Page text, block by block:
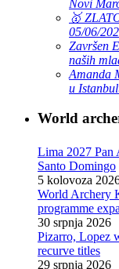
Novi
🥇
05/06/
Završen
naših
Amanda
u
World
Lima 2027 Pan
Santo Domingo
5 kolovoza
World Archery
programme
30 srpnja 2026
Pizarro, Lopez
recurve titles
29 srpnja 2026